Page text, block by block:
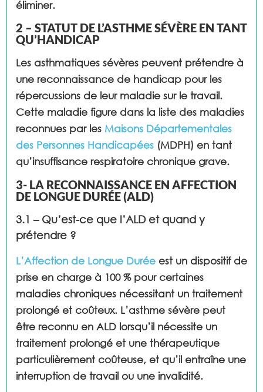
éliminer.
2 – STATUT DE L’ASTHME SÉVÈRE EN TANT
QU’HANDICAP
Les asthmatiques sévères peuvent prétendre à
une reconnaissance de handicap pour les
répercussions de leur maladie sur le travail.
Cette maladie figure dans la liste des maladies
reconnues par les Maisons Départementales
des Personnes Handicapées (MDPH) en tant
qu’insuffisance respiratoire chronique grave.
3- LA RECONNAISSANCE EN AFFECTION
DE LONGUE DURÉE (ALD)
3.1 – Qu’est-ce que l’ALD et quand y
prétendre ?
L’Affection de Longue Durée est un dispositif de
prise en charge à 100 % pour certaines
maladies chroniques nécessitant un traitement
prolongé et coûteux. L’asthme sévère peut
être reconnu en ALD lorsqu’il nécessite un
traitement prolongé et une thérapeutique
particulièrement coûteuse, et qu’il entraîne une
interruption de travail ou une invalidité.